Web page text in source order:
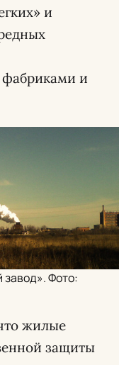
и
фабриками и
Фото:
жилые
защиты